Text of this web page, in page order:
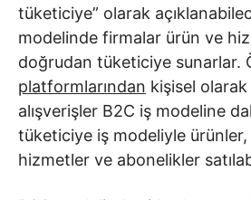
tüketiciye” olarak
modelinde firmalar ürün ve
doğrudan tüketiciye sunarlar.
platformlarından kişisel olarak
alışverişler B2C iş modeline
tüketiciye iş modeliyle ürünler,
hizmetler ve abonelikler